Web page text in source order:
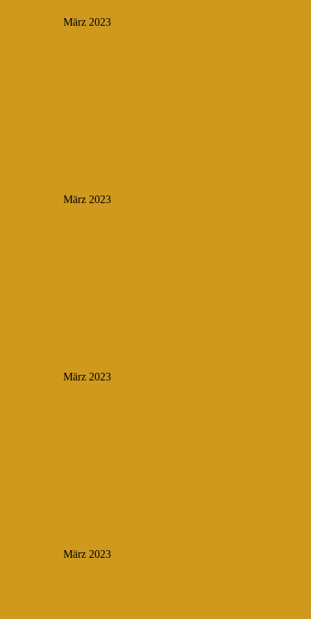
März 2023
März 2023
März 2023
März 2023